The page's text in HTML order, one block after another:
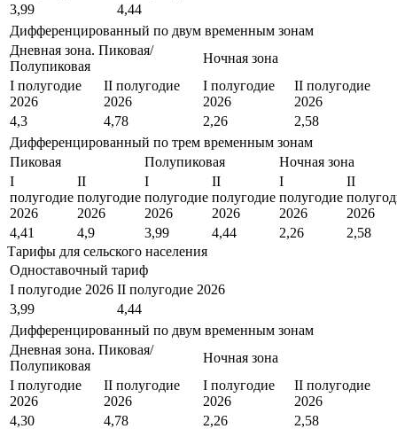
3,99
4,44
Дифференцированный по двум временным зонам
Дневная зона. Пиковая/
Полупиковая
Ночная зона
I полугодие
2026
II полугодие
2026
I полугодие
2026
II полугодие
2026
4,3
4,78 2,26
2,58
Дифференцированный по трем временным зонам
Пиковая
Полупиковая
Ночная зона
I
полугодие
2026
II
полугодие
2026
I
полугодие
2026
II
полугодие
2026
I
полугодие
2026
II
2026
4,41
4,9 3,99 4,44 2,26
2,58
Тарифы для сельского населения
Одноставочный тариф
I полугодие 2026 II полугодие 2026
3,99
4,44
Дифференцированный по двум временным зонам
Дневная зона. Пиковая/
Полупиковая
Ночная зона
I полугодие
2026
II полугодие
2026
I полугодие
2026
II полугодие
2026
4,30
4,78 2,26
2,58